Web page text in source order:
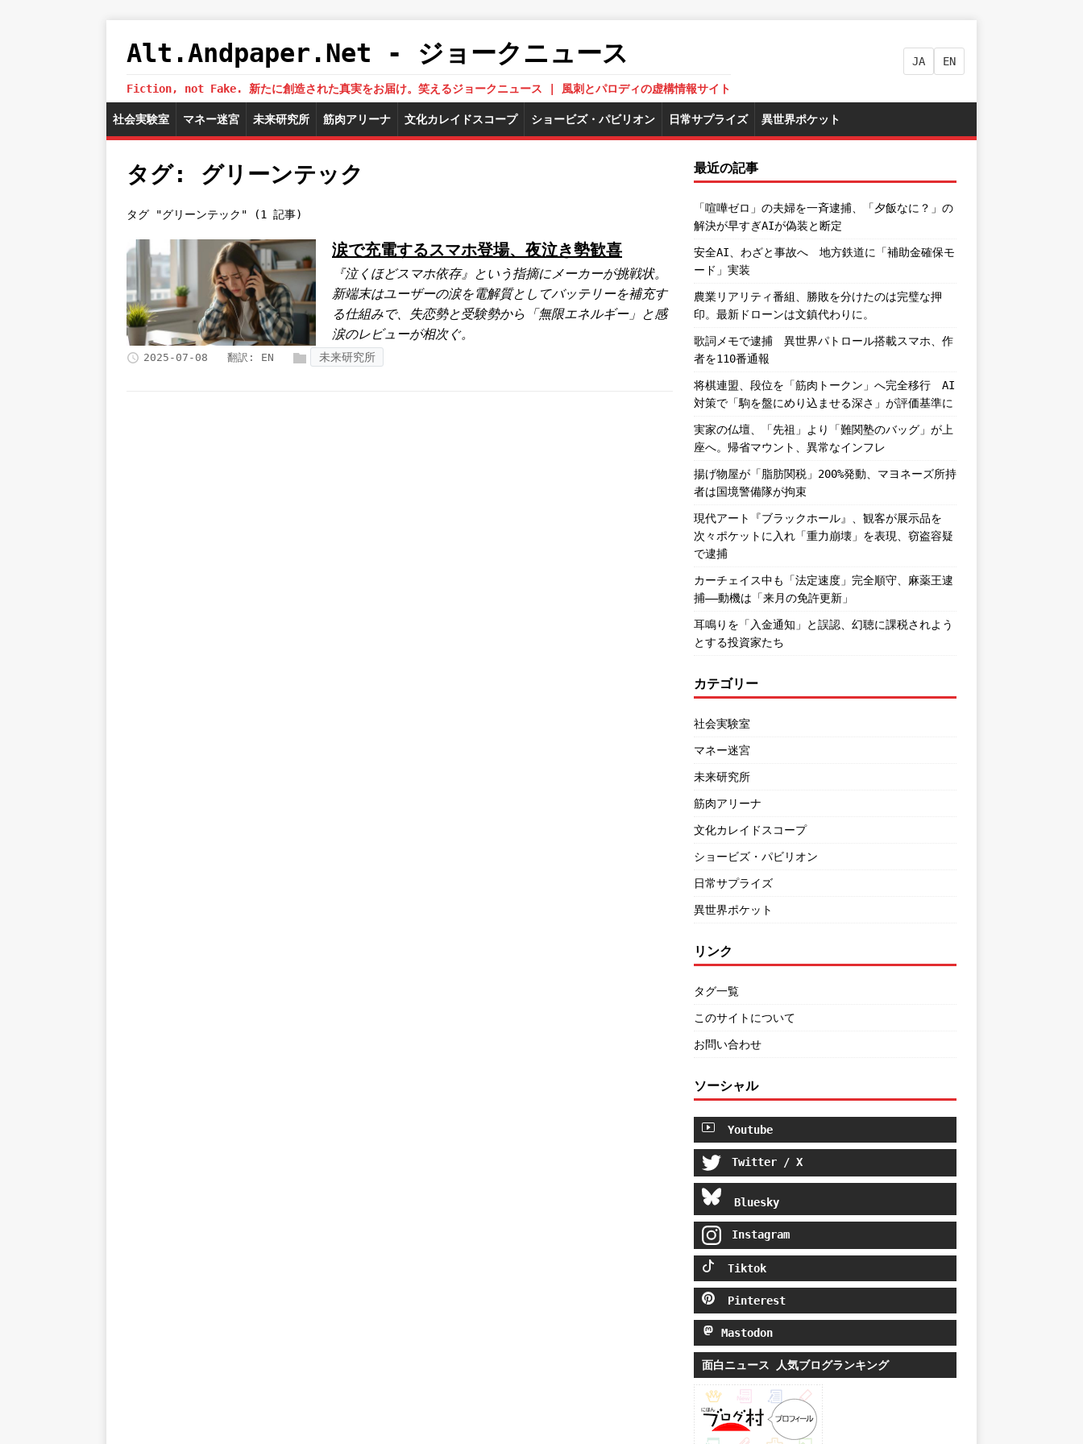
Alt.Andpaper.Net - ジョークニュース
Fiction, not Fake. 新たに創造された真実をお届け。笑えるジョークニュース | 風刺とパロディの虚構情報サイト
JA EN
社会実験室 マネー迷宮 未来研究所 筋肉アリーナ 文化カレイドスコープ ショービズ・パビリオン 日常サプライズ 異世界ポケット
タグ: グリーンテック
タグ "グリーンテック" (1 記事)
涙で充電するスマホ登場、夜泣き勢歓喜
『泣くほどスマホ依存』という指摘にメーカーが挑戦状。
新端末はユーザーの涙を電解質としてバッテリーを補充す
る仕組みで、失恋勢と受験勢から「無限エネルギー」と感
涙のレビューが相次ぐ。
2025-07-08 翻訳: EN 未来研究所
最近の記事
「喧嘩ゼロ」の夫婦を一斉逮捕、「夕飯なに？」の
解決が早すぎAIが偽装と断定
安全AI、わざと事故へ 地方鉄道に「補助金確保モ
ード」実装
農業リアリティ番組、勝敗を分けたのは完璧な押
印。最新ドローンは文鎮代わりに。
歌詞メモで逮捕 異世界パトロール搭載スマホ、作
者を110番通報
将棋連盟、段位を「筋肉トークン」へ完全移行 AI
対策で「駒を盤にめり込ませる深さ」が評価基準に
実家の仏壇、「先祖」より「難関塾のバッグ」が上
座へ。帰省マウント、異常なインフレ
揚げ物屋が「脂肪関税」200%発動、マヨネーズ所持
者は国境警備隊が拘束
現代アート『ブラックホール』、観客が展示品を
次々ポケットに入れ「重力崩壊」を表現、窃盗容疑
で逮捕
カーチェイス中も「法定速度」完全順守、麻薬王逮
捕――動機は「来月の免許更新」
耳鳴りを「入金通知」と誤認、幻聴に課税されよう
とする投資家たち
カテゴリー
社会実験室
マネー迷宮
未来研究所
筋肉アリーナ
文化カレイドスコープ
ショービズ・パビリオン
日常サプライズ
異世界ポケット
リンク
タグ一覧
このサイトについて
お問い合わせ
ソーシャル
Youtube
Twitter / X
Bluesky
Instagram
Tiktok
Pinterest
Mastodon
面白ニュース 人気ブログランキング